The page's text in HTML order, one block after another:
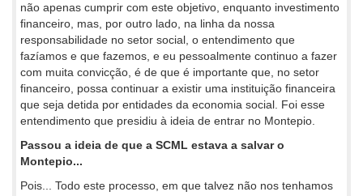
não apenas cumprir com este objetivo, enquanto investimento
financeiro, mas, por outro lado, na linha da nossa
responsabilidade no setor social, o entendimento que
fazíamos e que fazemos, e eu pessoalmente continuo a fazer
com muita convicção, é de que é importante que, no setor
financeiro, possa continuar a existir uma instituição financeira
que seja detida por entidades da economia social. Foi esse
entendimento que presidiu à ideia de entrar no Montepio.
Passou a ideia de que a SCML estava a salvar o
Montepio...
Pois... Todo este processo, em que talvez não nos tenhamos